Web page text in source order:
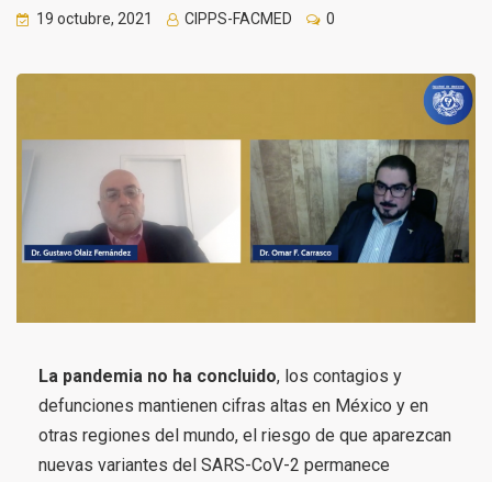
19 octubre, 2021 CIPPS-FACMED 0
La pandemia no ha concluido, los contagios y
defunciones mantienen cifras altas en México y en
otras regiones del mundo, el riesgo de que aparezcan
nuevas variantes del SARS-CoV-2 permanece